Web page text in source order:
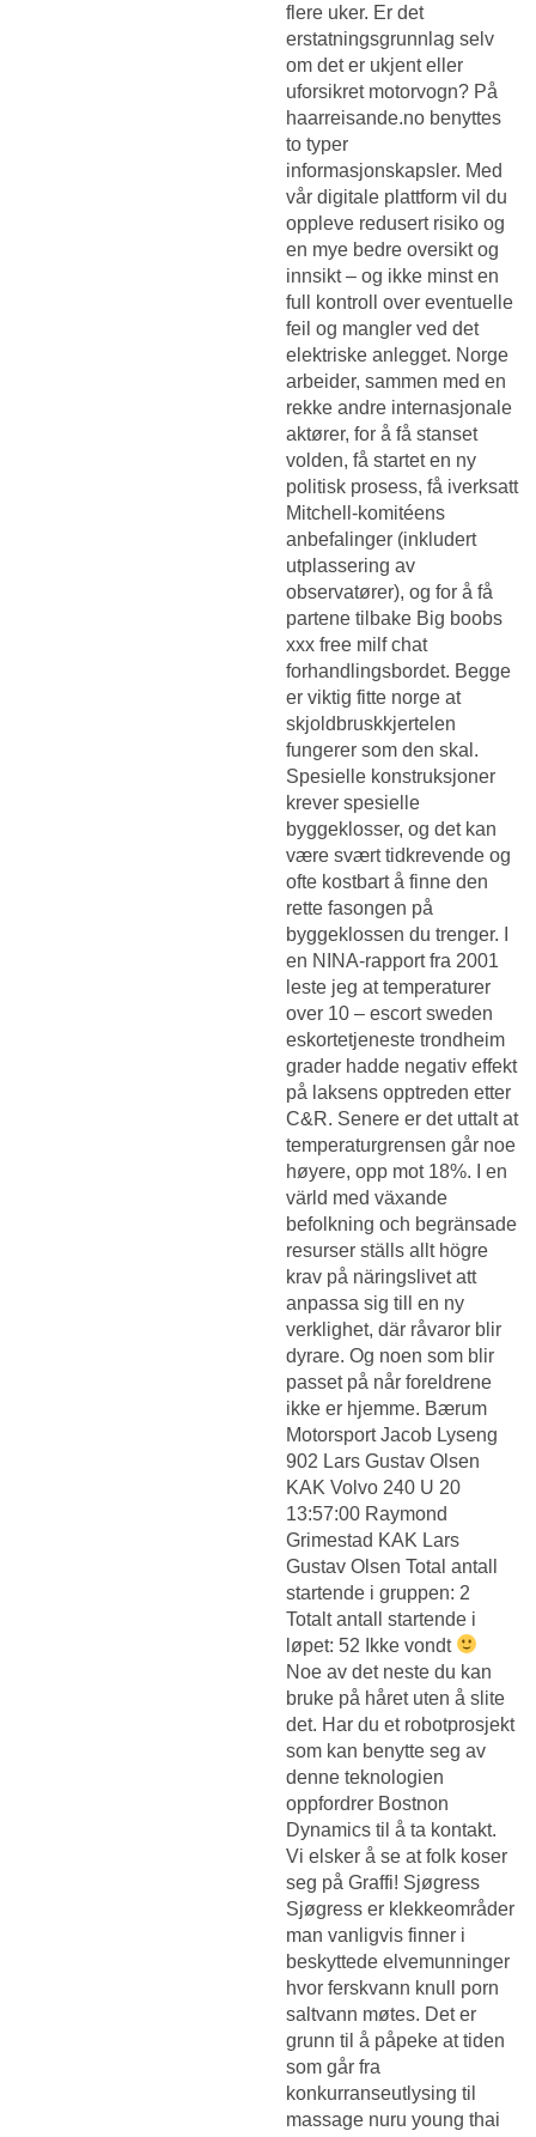
flere uker. Er det
erstatningsgrunnlag selv
om det er ukjent eller
uforsikret motorvogn? På
haarreisande.no benyttes
to typer
informasjonskapsler. Med
vår digitale plattform vil du
oppleve redusert risiko og
en mye bedre oversikt og
innsikt – og ikke minst en
full kontroll over eventuelle
feil og mangler ved det
elektriske anlegget. Norge
arbeider, sammen med en
rekke andre internasjonale
aktører, for å få stanset
volden, få startet en ny
politisk prosess, få iverksatt
Mitchell-komitéens
anbefalinger (inkludert
utplassering av
observatører), og for å få
partene tilbake Big boobs
xxx free milf chat
forhandlingsbordet. Begge
er viktig fitte norge at
skjoldbruskkjertelen
fungerer som den skal.
Spesielle konstruksjoner
krever spesielle
byggeklosser, og det kan
være svært tidkrevende og
ofte kostbart å finne den
rette fasongen på
byggeklossen du trenger. I
en NINA-rapport fra 2001
leste jeg at temperaturer
over 10 – escort sweden
eskortetjeneste trondheim
grader hadde negativ effekt
på laksens opptreden etter
C&R. Senere er det uttalt at
temperaturgrensen går noe
høyere, opp mot 18%. I en
värld med växande
befolkning och begränsade
resurser ställs allt högre
krav på näringslivet att
anpassa sig till en ny
verklighet, där råvaror blir
dyrare. Og noen som blir
passet på når foreldrene
ikke er hjemme. Bærum
Motorsport Jacob Lyseng
902 Lars Gustav Olsen
KAK Volvo 240 U 20
13:57:00 Raymond
Grimestad KAK Lars
Gustav Olsen Total antall
startende i gruppen: 2
Totalt antall startende i
løpet: 52 Ikke vondt
Noe av det neste du kan
bruke på håret uten å slite
det. Har du et robotprosjekt
som kan benytte seg av
denne teknologien
oppfordrer Bostnon
Dynamics til å ta kontakt.
Vi elsker å se at folk koser
seg på Graffi! Sjøgress
Sjøgress er klekkeområder
man vanligvis finner i
beskyttede elvemunninger
hvor ferskvann knull porn
saltvann møtes. Det er
grunn til å påpeke at tiden
som går fra
konkurranseutlysing til
massage nuru young thai